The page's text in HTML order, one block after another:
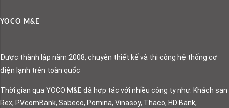
YOCO M&E
Được thành lập năm 2008, chuyên thiết kế và thi công hệ thống cơ
điện lạnh trên toàn quốc
Thời gian qua YOCO M&E đã hợp tác với nhiều công ty như: Khách sạn
Rex, PVcomBank, Sabeco, Pomina, Vinasoy, Thaco, HD Bank,